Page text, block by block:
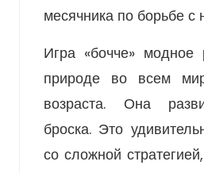
месячника по борьбе с
Игра «бочче» модное
природе во всем
возраста. Она
броска. Это
со сложной